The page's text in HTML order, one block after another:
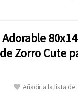
Zorro Cute
Añadir a la lista